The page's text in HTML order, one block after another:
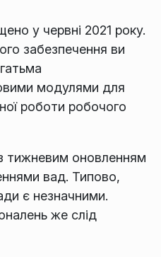
у червні 2021 року.
забезпечення ви
модулями для
роботи робочого
тижневим оновленням
вад. Типово,
є незначними.
же слід